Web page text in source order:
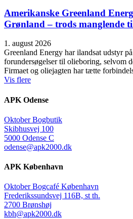
Amerikanske Greenland
Grønland – trods manglende
1. august 2026
Greenland Energy har ilandsat udstyr
forundersøgelser til olieboring, selvom
Firmaet og oliejagten har tætte
Vis flere
APK Odense
Oktober Bogbutik
Skibhusvej 100
5000 Odense C
odense@apk2000.dk
APK København
Oktober Bogcafé København
Frederikssundsvej 116B, st th.
2700 Brønshøj
kbh@apk2000.dk